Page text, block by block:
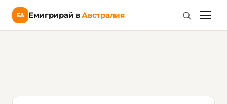
ЕА Емигрирай вАвстралия